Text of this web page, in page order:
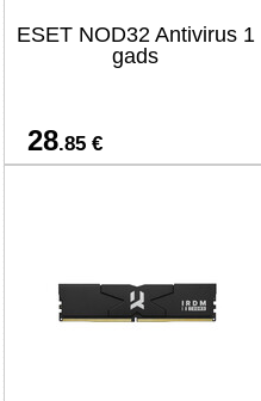
ESET NOD32 Antivirus 1
gads
28.85 €